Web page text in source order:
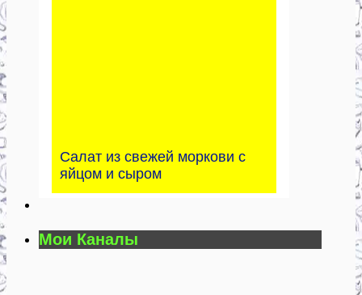
Салат из свежей моркови с
яйцом и сыром
Мои Каналы